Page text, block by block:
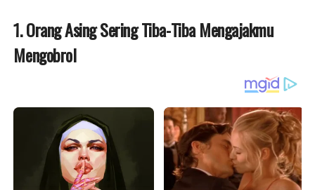
1. Orang Asing Sering Tiba-Tiba Mengajakmu
Mengobrol